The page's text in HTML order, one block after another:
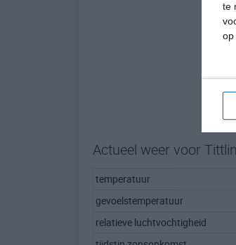
te
op
Actueel weer voor
temperatuur
gevoelstemperatuur
relatieve luchtvochtigheid